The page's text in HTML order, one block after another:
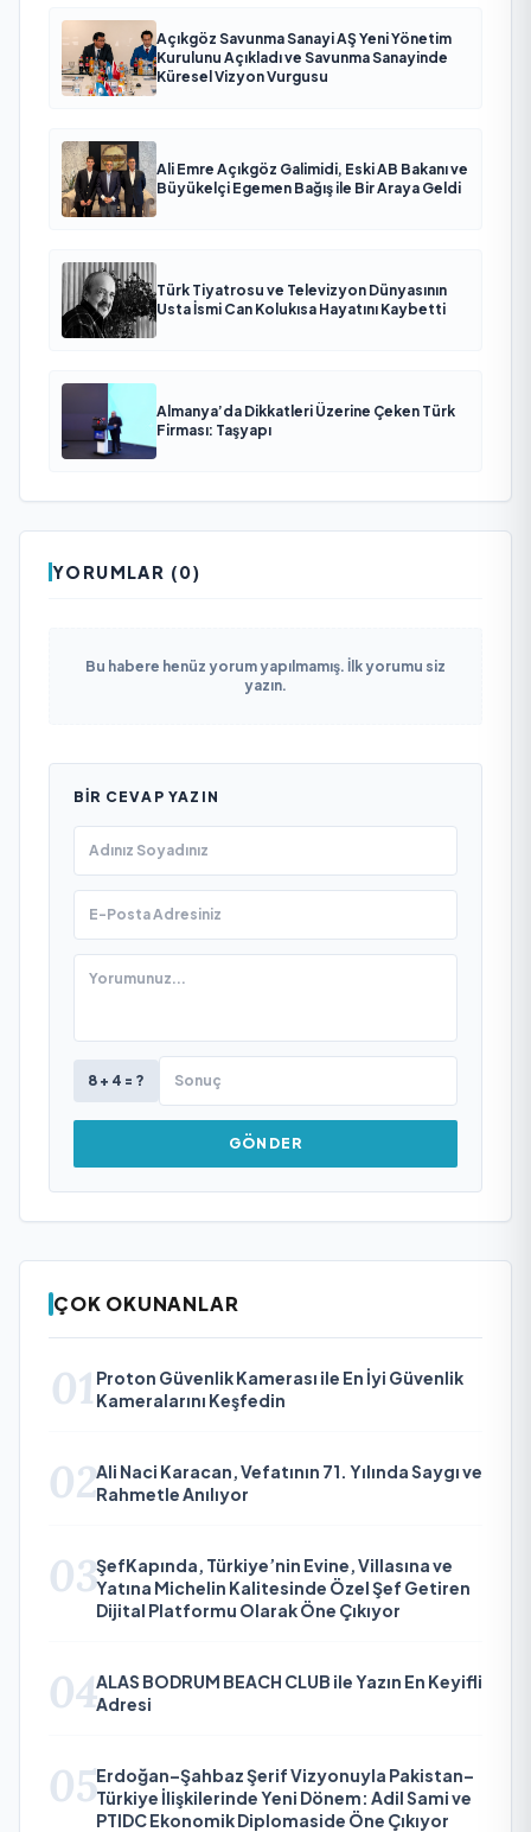
Açıkgöz Savunma Sanayi AŞ Yeni Yönetim
Kurulunu Açıkladı ve Savunma Sanayinde
Küresel Vizyon Vurgusu
Ali Emre Açıkgöz Galimidi, Eski AB Bakanı ve
Büyükelçi Egemen Bağış ile Bir Araya Geldi
Türk Tiyatrosu ve Televizyon Dünyasının
Usta İsmi Can Kolukısa Hayatını Kaybetti
Almanya’da Dikkatleri Üzerine Çeken Türk
Firması: Taşyapı
YORUMLAR (0)
Bu habere henüz yorum yapılmamış. İlk yorumu siz
yazın.
BIR CEVAP YAZIN
8 + 4 = ?
GÖNDER
ÇOK OKUNANLAR
01 Proton Güvenlik Kamerası ile En İyi Güvenlik
Kameralarını Keşfedin
02Ali Naci Karacan, Vefatının 71. Yılında Saygı ve
Rahmetle Anılıyor
03ŞefKapında, Türkiye’nin Evine, Villasına ve
Yatına Michelin Kalitesinde Özel Şef Getiren
Dijital Platformu Olarak Öne Çıkıyor
04ALAS BODRUM BEACH CLUB ile Yazın En Keyifli
Adresi
05Erdoğan–Şahbaz Şerif Vizyonuyla Pakistan–
Türkiye İlişkilerinde Yeni Dönem: Adil Sami ve
PTIDC Ekonomik Diplomaside Öne Çıkıyor